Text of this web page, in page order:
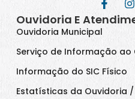
Ouvidoria E
Ouvidoria Municipal
Serviço de Informação ao
Informação do SIC Físico
Estatísticas da Ouvidoria /